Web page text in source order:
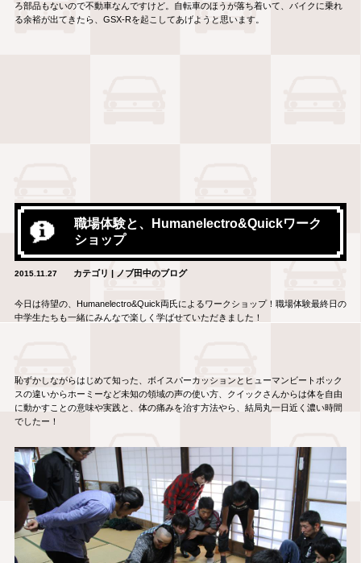
ろ部品もないので不動車なんですけど。自転車のほうが落ち着いて、バイクに乗れ
る余裕が出てきたら、GSX-Rを起こしてあげようと思います。
職場体験と、Humanelectro&Quickワーク
ショップ
2015.11.27 カテゴリ | ノブ田中のブログ
今日は待望の、Humanelectro&Quick両氏によるワークショップ！職場体験最終日の
中学生たちも一緒にみんなで楽しく学ばせていただきました！
恥ずかしながらはじめて知った、ボイスパーカッションとヒューマンビートボック
スの違いからホーミーなど未知の領域の声の使い方、クイックさんからは体を自由
に動かすことの意味や実践と、体の痛みを治す方法やら、結局丸一日近く濃い時間
でしたー！